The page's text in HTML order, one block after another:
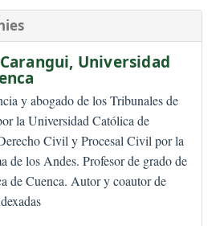
Universidad
y abogado de los Tribunales de
la Universidad Católica de
Civil y Procesal Civil por la
de los Andes. Profesor de grado de
de Cuenca. Autor y coautor de